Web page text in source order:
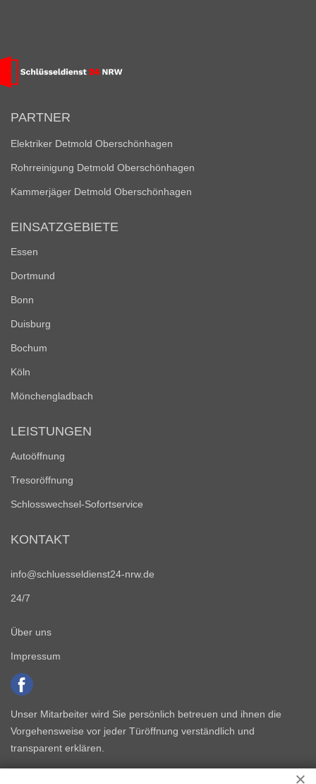
PARTNER
Elektriker Detmold Oberschönhagen
Rohrreinigung Detmold Oberschönhagen
Kammerjäger Detmold Oberschönhagen
EINSATZGEBIETE
Essen
Dortmund
Bonn
Duisburg
Bochum
Köln
Mönchengladbach
LEISTUNGEN
Autoöffnung
Tresoröffnung
Schlosswechsel-Sofortservice
KONTAKT
info@schluesseldienst24-nrw.de
24/7
Über uns
Impressum
Unser Mitarbeiter wird Sie persönlich betreuen und ihnen die
Vorgehensweise vor jeder Türöffnung verständlich und
transparent erklären.